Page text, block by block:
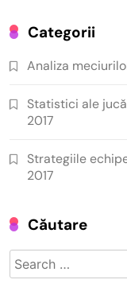
Categorii
Analiza
Statistici ale
2017
Strategiile
2017
Căutare
Search
for: